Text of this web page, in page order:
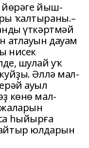
йөрәге йыш-
ҡалтыраны.–
үткәртмәй
атлауын дауам
нисек
шулай уҡ
Әллә мал-
ауыл
көнө мал-
һыйырға
юлдарын